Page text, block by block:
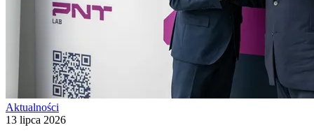
Aktualności
13 lipca 2026